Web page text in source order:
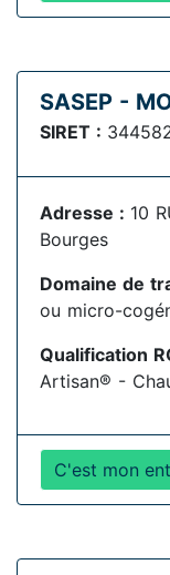
SASEP -
SIRET :
Adresse : 10
Bourges
Domaine de
ou micro-
Qualification
Artisan® -
C'est mon